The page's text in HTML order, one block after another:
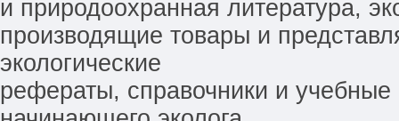
и природоохранная литература,
производящие товары и
экологические
рефераты, справочники и